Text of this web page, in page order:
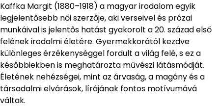
Kaffka Margit (1880–1918) a magyar irodalom egyik
legjelentősebb női szerzője, aki verseivel és prózai
munkáival is jelentős hatást gyakorolt a 20. század első
felének irodalmi életére. Gyermekkorától kezdve
különleges érzékenységgel fordult a világ felé, s ez a
későbbiekben is meghatározta művészi látásmódját.
Életének nehézségei, mint az árvaság, a magány és a
társadalmi elvárások, lírájának fontos motívumává
váltak.